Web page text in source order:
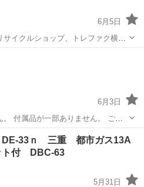
6月5日
イクルショップ、トレファク横浜
6月3日
付属品が一部ありません。 ご理
ドライヤー
33ｎ 三重 都市ガス13A
付 DBC-63
5月31日